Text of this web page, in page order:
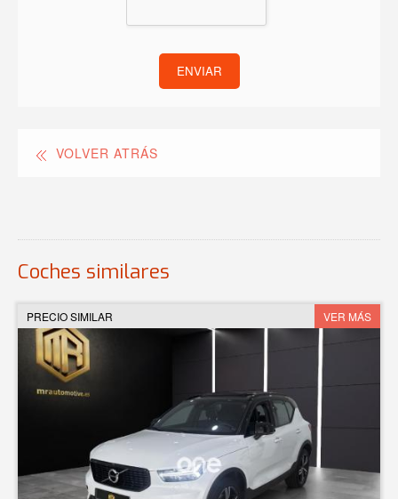
ENVIAR
VOLVER ATRÁS
Coches similares
PRECIO SIMILAR VER MÁS